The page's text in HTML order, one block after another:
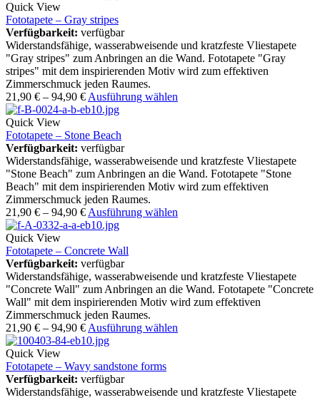
Quick View
Fototapete – Gray stripes
Verfügbarkeit: verfügbar
Widerstandsfähige, wasserabweisende und kratzfeste Vliestapete
"Gray stripes" zum Anbringen an die Wand. Fototapete "Gray
stripes" mit dem inspirierenden Motiv wird zum effektiven
Zimmerschmuck jeden Raumes.
21,90 € – 94,90 € Ausführung wählen
Quick View
Fototapete – Stone Beach
Verfügbarkeit: verfügbar
Widerstandsfähige, wasserabweisende und kratzfeste Vliestapete
"Stone Beach" zum Anbringen an die Wand. Fototapete "Stone
Beach" mit dem inspirierenden Motiv wird zum effektiven
Zimmerschmuck jeden Raumes.
21,90 € – 94,90 € Ausführung wählen
Quick View
Fototapete – Concrete Wall
Verfügbarkeit: verfügbar
Widerstandsfähige, wasserabweisende und kratzfeste Vliestapete
"Concrete Wall" zum Anbringen an die Wand. Fototapete "Concrete
Wall" mit dem inspirierenden Motiv wird zum effektiven
Zimmerschmuck jeden Raumes.
21,90 € – 94,90 € Ausführung wählen
Quick View
Fototapete – Wavy sandstone forms
Verfügbarkeit: verfügbar
Widerstandsfähige, wasserabweisende und kratzfeste Vliestapete